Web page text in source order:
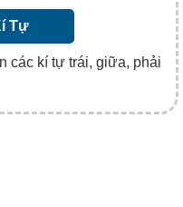
Tự
các kí tự trái, giữa, phải